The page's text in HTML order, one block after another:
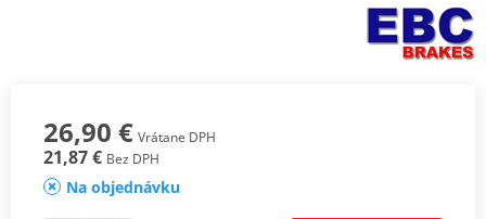
26,90 € Vrátane DPH
21,87 € Bez DPH
Na objednávku